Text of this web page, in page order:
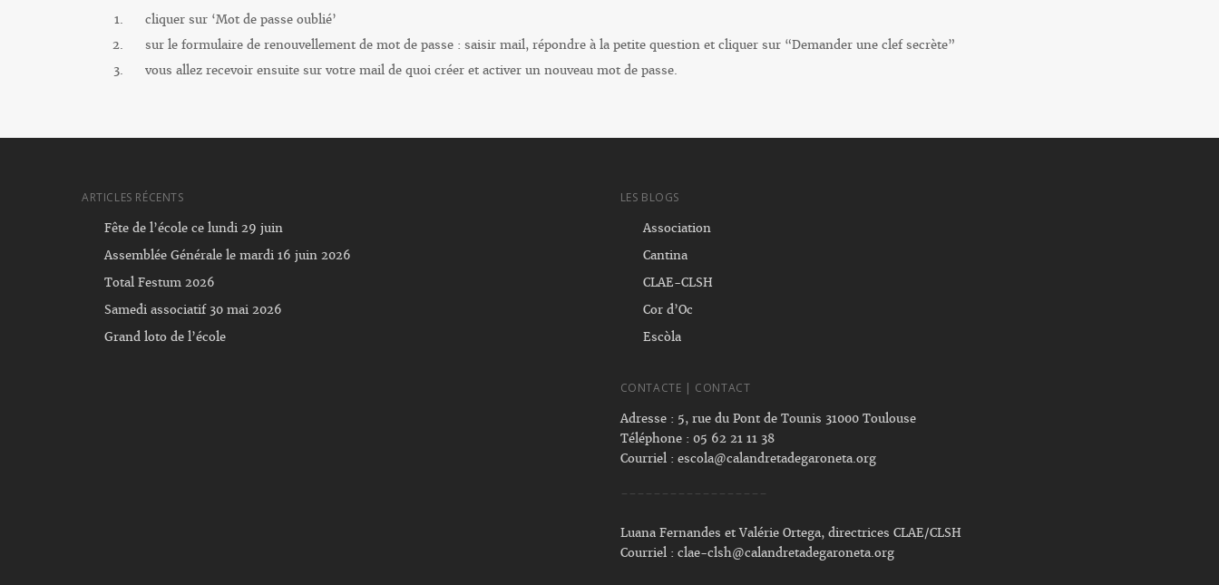
cliquer sur ‘Mot de passe oublié’
sur le formulaire de renouvellement de mot de passe : saisir mail, répondre à la petite question et cliquer sur “Demander une clef secrète”
vous allez recevoir ensuite sur votre mail de quoi créer et activer un nouveau mot de passe.
ARTICLES RÉCENTS
Fête de l’école ce lundi 29 juin
Assemblée Générale le mardi 16 juin 2026
Total Festum 2026
Samedi associatif 30 mai 2026
Grand loto de l’école
LES BLOGS
Association
Cantina
CLAE-CLSH
Cor d’Oc
Escòla
CONTACTE | CONTACT
Adresse : 5, rue du Pont de Tounis 31000 Toulouse
Téléphone : 05 62 21 11 38
Courriel : escola@calandretadegaroneta.org
------------------
Luana Fernandes et Valérie Ortega, directrices CLAE/CLSH
Courriel : clae-clsh@calandretadegaroneta.org